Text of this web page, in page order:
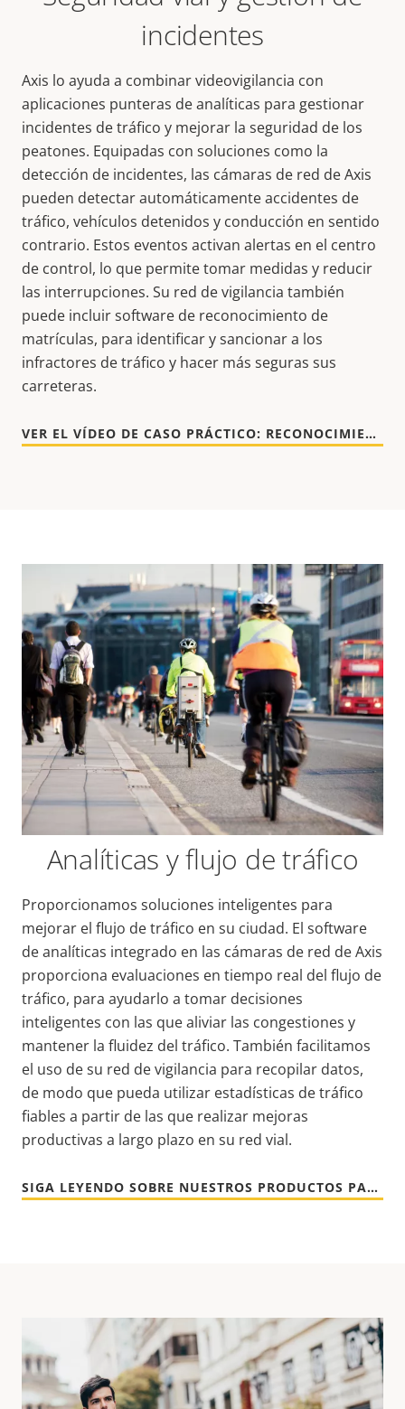
incidentes
Axis lo ayuda a combinar videovigilancia con
aplicaciones punteras de analíticas para gestionar
incidentes de tráfico y mejorar la seguridad de los
peatones. Equipadas con soluciones como la
detección de incidentes, las cámaras de red de Axis
pueden detectar automáticamente accidentes de
tráfico, vehículos detenidos y conducción en sentido
contrario. Estos eventos activan alertas en el centro
de control, lo que permite tomar medidas y reducir
las interrupciones. Su red de vigilancia también
puede incluir software de reconocimiento de
matrículas, para identificar y sancionar a los
infractores de tráfico y hacer más seguras sus
carreteras.
VER EL VÍDEO DE CASO PRÁCTICO: RECONOCIMIENTO DE MATRÍCULAS
Analíticas y flujo de tráfico
Proporcionamos soluciones inteligentes para
mejorar el flujo de tráfico en su ciudad. El software
de analíticas integrado en las cámaras de red de Axis
proporciona evaluaciones en tiempo real del flujo de
tráfico, para ayudarlo a tomar decisiones
inteligentes con las que aliviar las congestiones y
mantener la fluidez del tráfico. También facilitamos
el uso de su red de vigilancia para recopilar datos,
de modo que pueda utilizar estadísticas de tráfico
fiables a partir de las que realizar mejoras
productivas a largo plazo en su red vial.
SIGA LEYENDO SOBRE NUESTROS PRODUCTOS PARA TRÁFICO